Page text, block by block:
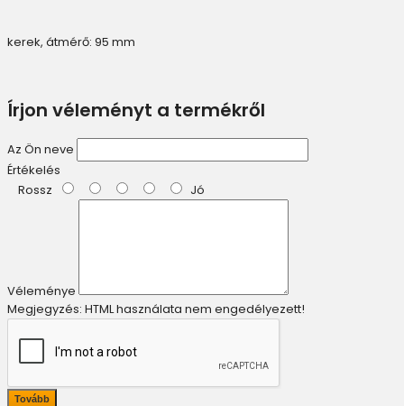
kerek, átmérő: 95 mm
Írjon véleményt a termékről
Az Ön neve
Értékelés
Rossz
Jó
Véleménye
Megjegyzés: HTML használata nem engedélyezett!
Tovább